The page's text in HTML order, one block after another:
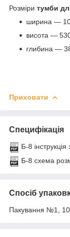
Розміри тумби
ширина ―
висота ―
глибина ―
Приховати
Специфікація
Б-8 інструкція
Б-8 схема
Спосіб
Пакування №1,